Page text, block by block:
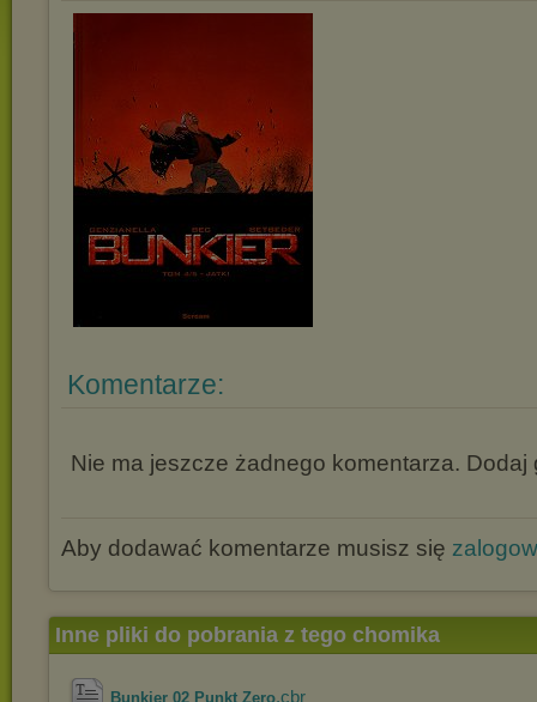
Komentarze:
Nie ma jeszcze żadnego komentarza. Dodaj
Aby dodawać komentarze musisz się
Inne pliki do pobrania z tego chomika
Bunkier 02 Punkt Zero.cbr